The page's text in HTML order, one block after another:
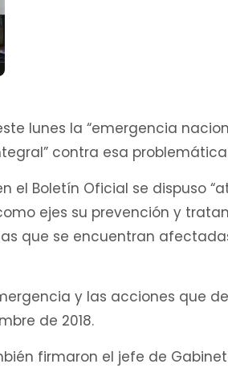
lunes la “emergencia
contra esa
el Boletín Oficial se dispuso
ejes su prevención y
que se encuentran
y las acciones que
de 2018.
firmaron el jefe de